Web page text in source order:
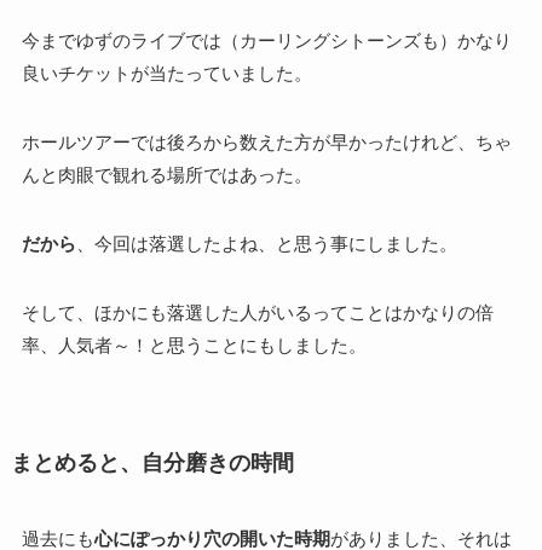
今までゆずのライブでは（カーリングシトーンズも）かなり
良いチケットが当たっていました。
ホールツアーでは後ろから数えた方が早かったけれど、ちゃ
んと肉眼で観れる場所ではあった。
だから 、今回は落選したよね、と思う事にしました。
そして、ほかにも落選した人がいるってことはかなりの倍
率、人気者～！と思うことにもしました。
まとめると、自分磨きの時間
過去にも心にぽっかり穴の開いた時期がありました、それは